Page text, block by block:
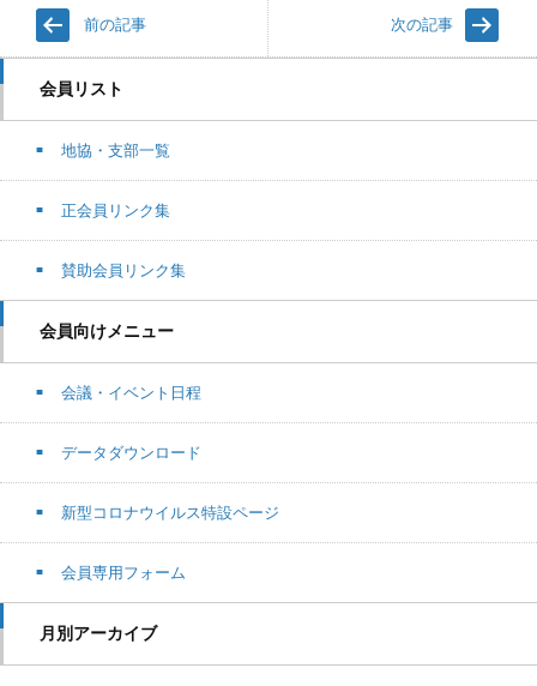
前の記事 次の記事
会員リスト
地協・支部一覧
正会員リンク集
賛助会員リンク集
会員向けメニュー
会議・イベント日程
データダウンロード
新型コロナウイルス特設ページ
会員専用フォーム
月別アーカイブ